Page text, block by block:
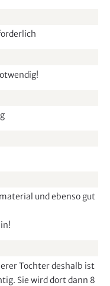
und ebenso gut
Tochter deshalb ist
Sie wird dort dann 8